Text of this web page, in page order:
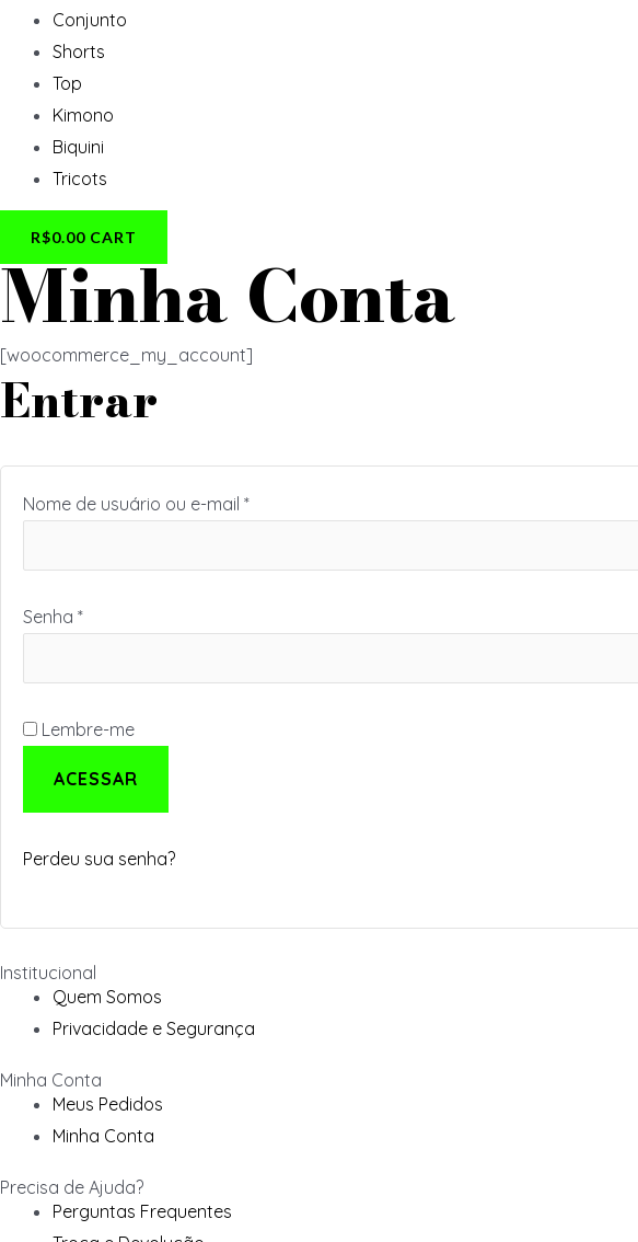
Conjunto
Shorts
Top
Kimono
Biquini
Tricots
R$0.00 CART
Minha Conta
[woocommerce_my_account]
Entrar
Nome de usuário ou e-mail *
Senha *
Lembre-me
ACESSAR
Perdeu sua senha?
Institucional
Quem Somos
Privacidade e Segurança
Minha Conta
Meus Pedidos
Minha Conta
Precisa de Ajuda?
Perguntas Frequentes